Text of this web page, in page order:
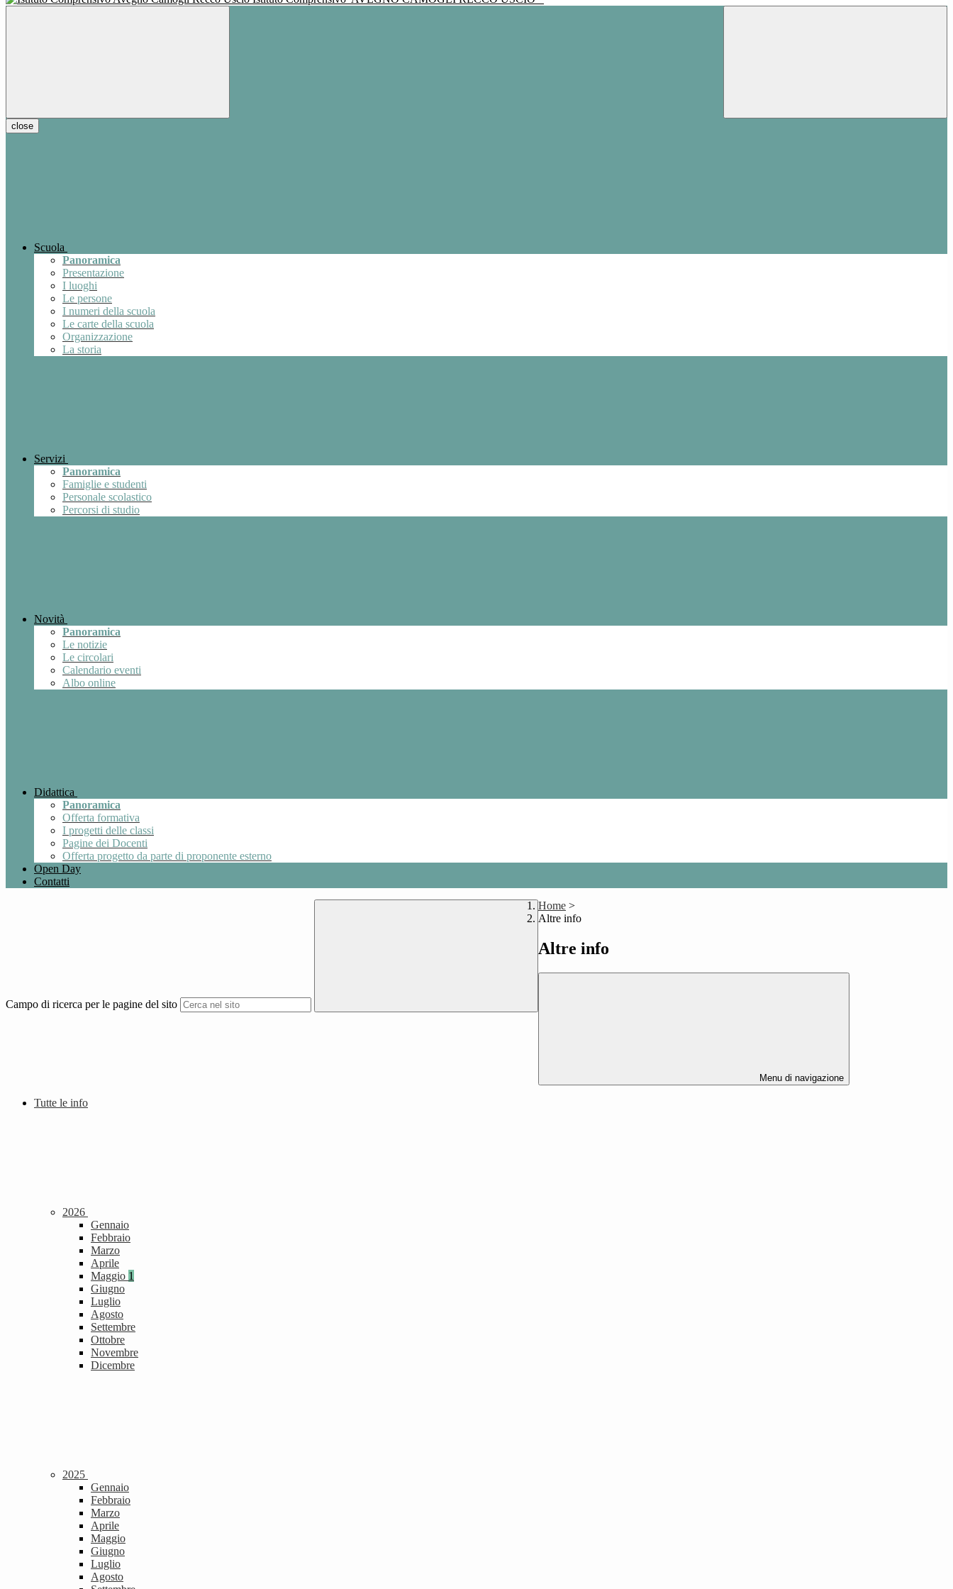
close
Scuola
Panoramica
Presentazione
I luoghi
Le persone
I numeri della scuola
Le carte della scuola
Organizzazione
La storia
Servizi
Panoramica
Famiglie e studenti
Personale scolastico
Percorsi di studio
Novità
Panoramica
Le notizie
Le circolari
Calendario eventi
Albo online
Didattica
Panoramica
Offerta formativa
I progetti delle classi
Pagine dei Docenti
Offerta progetto da parte di proponente esterno
Open Day
Contatti
Campo di ricerca per le pagine del sito
Home >
Altre info
Altre info
Menu di navigazione
Tutte le info
2026
Gennaio
Febbraio
Marzo
Aprile
Maggio 1
Giugno
Luglio
Agosto
Settembre
Ottobre
Novembre
Dicembre
2025
Gennaio
Febbraio
Marzo
Aprile
Maggio
Giugno
Luglio
Agosto